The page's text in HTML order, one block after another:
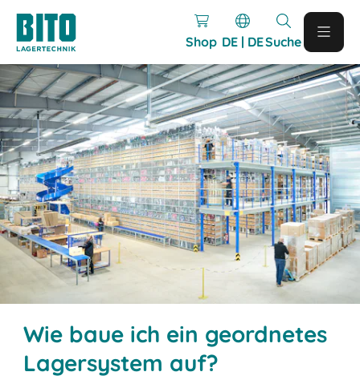
Shop DE | DESuche
Wie baue ich ein geordnetes
Lagersystem auf?